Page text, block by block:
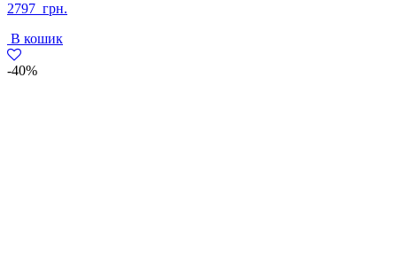
2797 грн.
В кошик
-40%